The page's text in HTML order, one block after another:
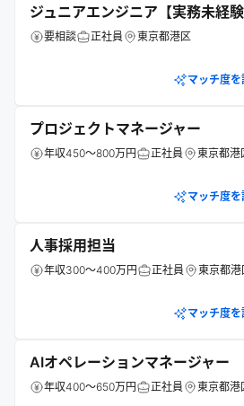
ジュニアエンジニア【実務未経験
要相談 正社員 東京都港区
マッチ度
プロジェクトマネージャー
年収450～800万円 正社員 東京都港
マッチ度
人事採用担当
年収300～400万円 正社員 東京都港
マッチ度
AIオペレーションマネージャー
年収400～650万円 正社員 東京都港